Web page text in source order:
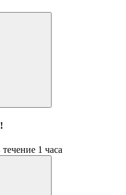
1 часа